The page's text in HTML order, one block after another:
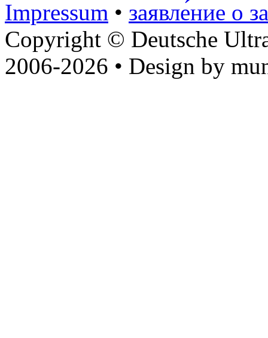
Impressum • заявле́ние о
Copyright © Deutsche
2006-2026 • Design by